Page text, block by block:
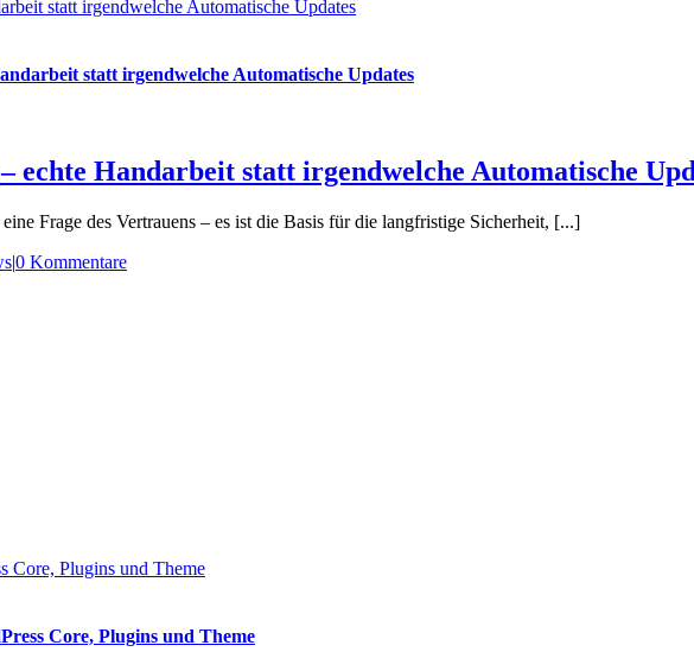
statt irgendwelche Automatische Updates
statt irgendwelche Automatische Updates
echte Handarbeit statt irgendwelche Automatische
Frage des Vertrauens – es ist die Basis für die langfristige Sicherheit, [...]
|0 Kommentare
Core, Plugins und Theme
Core, Plugins und Theme